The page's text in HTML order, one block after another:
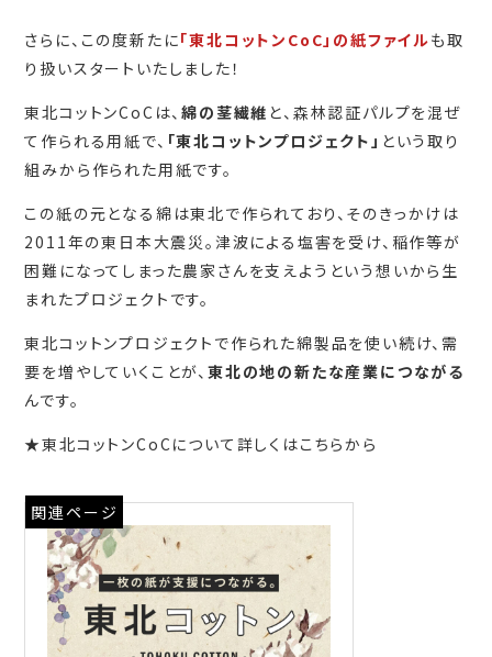
さらに、この度新たに「東北コットンCoC」 の紙ファイルも取
り扱いスタートいたしました！
東北コットンCoCは、綿の茎繊維 と、森林認証パルプを混ぜ
て作られる用紙で、 「東北コットンプロジェクト」 という取り
組みから作られた用紙です。
この紙の元となる綿は東北で作られており、そのきっかけは
2011年の東日本大震災。津波による塩害を受け、稲作等が
困難になってしまった農家さんを支えようという想いから生
まれたプロジェクトです。
東北コットンプロジェクトで作られた綿製品を使い続け、需
要を増やしていくことが、東北の地の新たな産業につながる
んです。
★東北コットンCoCについて詳しくはこちらから
関連ページ